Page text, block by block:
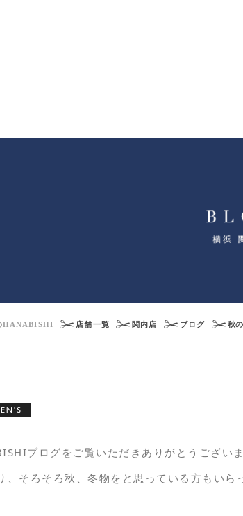
HANABISHI 店舗一覧 関内店 ブログ 秋
ブログをご覧いただきありがとうございま
、そろそろ秋、冬物をと思っている方もいら